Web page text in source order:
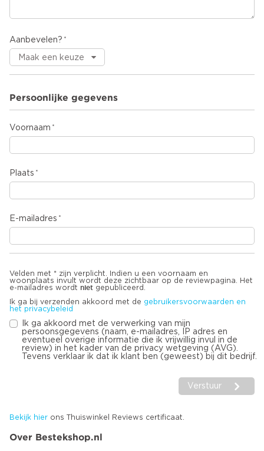
Aanbevelen?
Persoonlijke gegevens
Voornaam
Plaats
E-mailadres
Velden met * zijn verplicht. Indien u een voornaam en
woonplaats invult wordt deze zichtbaar op de reviewpagina. Het
e-mailadres wordt niet gepubliceerd.
Ik ga bij verzenden akkoord met de gebruikersvoorwaarden en
het privacybeleid
Ik ga akkoord met de verwerking van mijn
persoonsgegevens (naam, e-mailadres, IP adres en
eventueel overige informatie die ik vrijwillig invul in de
review) in het kader van de privacy wetgeving (AVG).
Tevens verklaar ik dat ik klant ben (geweest) bij dit bedrijf.
Verstuur
Bekijk hier ons Thuiswinkel Reviews certificaat.
Over Bestekshop.nl